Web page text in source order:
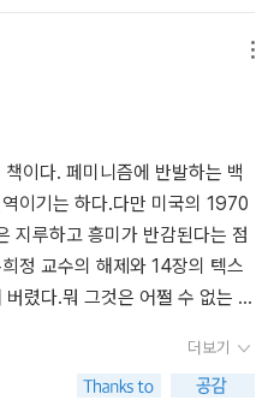
있어야 한다고 주장한다.”_본문
의 대장정이 자신의 바람과 상
에 ‘올라/오르지 못해’ 죽거나
끝을 맺는 것은 상징적이다. 여
말하듯 모두 페미니즘 탓이라
을 수 있을까? 해제자 손희정이
의 비참함과 불행은 페미니즘 탓
탓”이 아닐까? 하지만 1980년
고, 팔루디는 2000년대 한 대학
가 15주년 기념판 서문에서 토
지향’을 일컫는 말이라면, 그 여
. 일례로 낙태 반대 운동만 하더
명권엔 별로 관심이 없다. 그걸
사람들이 저지른 반생명적 악
우면서도 유머스러운 필체가 읽
묘하며 때론 드러나지 않는 길
압에 대한 감각을 높여준다.
이다. 페미니즘에 반발하는 백
이기는 하다.다만 미국의 1970
지루하고 흥미가 반감된다는 점
정 교수의 해제와 14장의 텍스
렸다.뭐 그것은 어쩔 수 없는 노
에 관한 이야기는 14장이기 때
적이라고 할 만한 공격(8) 에
더보기